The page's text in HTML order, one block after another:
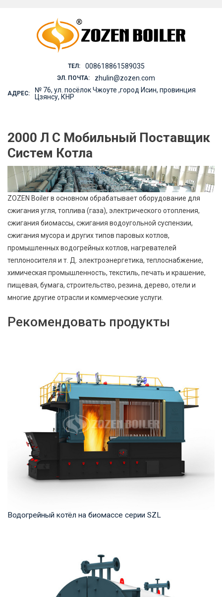
ТЕЛ: 008618861589035
ЭЛ. ПОЧТА: zhulin@zozen.com
АДРЕС:
№ 76, ул. посёлок Чжоуте ,город Исин, провинция
Цзянсу, КНР
2000 Л С Мобильный Поставщик
Систем Котла
ZOZEN Boiler в основном обрабатывает оборудование для
сжигания угля, топлива (газа), электрического отопления,
сжигания биомассы, сжигания водоугольной суспензии,
сжигания мусора и других типов паровых котлов,
промышленных водогрейных котлов, нагревателей
теплоносителя и т. Д. электроэнергетика, теплоснабжение,
химическая промышленность, текстиль, печать и крашение,
пищевая, бумага, строительство, резина, дерево, отели и
многие другие отрасли и коммерческие услуги.
Рекомендовать продукты
Водогрейный котёл на биомассе серии SZL
мощность продукта: 2,8-29 МВт Температура...